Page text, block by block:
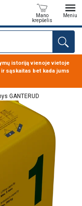
Mano
krepšelis
Meniu
istoriją vienoje vietoje
sąskaitas bet kada jums
GANTERUD